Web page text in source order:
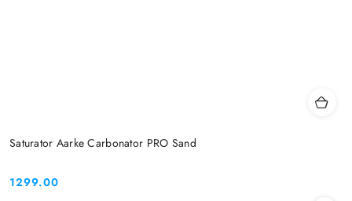
Saturator Aarke Carbonator PRO Sand
Cena:
1299.00